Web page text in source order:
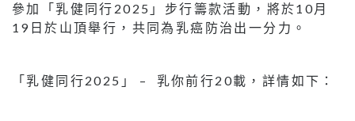
參加「乳健同行2025」步行籌款活動，將於10月
19日於山頂舉行，共同為乳癌防治出一分力。
「乳健同行2025」 – 乳你前行20載，詳情如下：